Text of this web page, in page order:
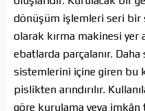
dönüşüm işlemleri seri bir
olarak kırma makinesi yer
ebatlarda parçalanır.
sistemlerini içine giren bu
pislikten arındırılır.
göre kurulama veya imkân